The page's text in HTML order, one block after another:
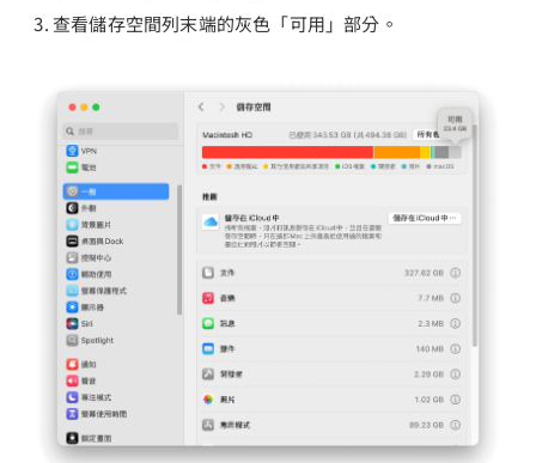
查看儲存空間列末端的灰色「可用」部分。